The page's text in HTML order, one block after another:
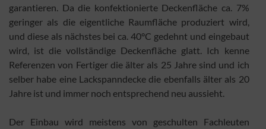
garantieren. Da die konfektionierte Deckenfläche ca. 7%
geringer als die eigentliche Raumfläche produziert wird,
und diese als nächstes bei ca. 40°C gedehnt und eingebaut
wird, ist die vollständige Deckenfläche glatt. Ich kenne
Referenzen von Fertiger die älter als 25 Jahre sind und ich
selber habe eine Lackspanndecke die ebenfalls älter als 20
Jahre ist und immer noch entsprechend neu aussieht.
Der Einbau wird meistens von geschulten Fachleuten